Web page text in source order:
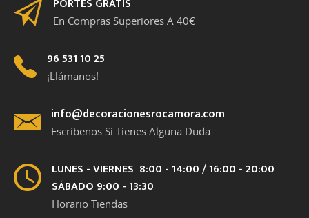
PORTES GRATIS
En Compras Superiores A 40€
96 531 10 25
¡Llámanos!
info@decoracionesrocamora.com
Escríbenos Si Tienes Alguna Duda
LUNES - VIERNES 8:00 - 14:00 / 16:00 - 20:00
SÁBADO 9:00 - 13:30
Horario Tiendas